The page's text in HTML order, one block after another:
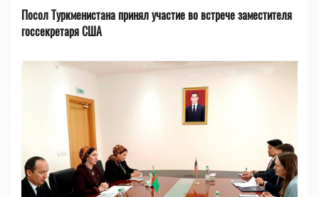
Посол Туркменистана принял участие во встрече заместителя
госсекретаря США